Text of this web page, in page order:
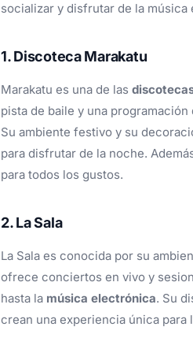
socializar y disfrutar de la música
1. Discoteca Marakatu
Marakatu es una de las
pista de baile y una
Su ambiente festivo y su
para disfrutar de la noche.
para todos los gustos.
2. La Sala
La Sala es conocida por su
ofrece conciertos en vivo y
hasta la música electrónica. Su
crean una experiencia única para